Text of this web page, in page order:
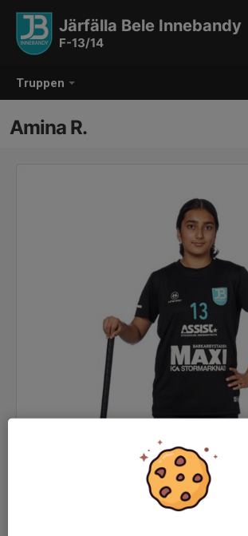
Truppen
Järfälla Bele Innebandy
F-13/14
Amina R.